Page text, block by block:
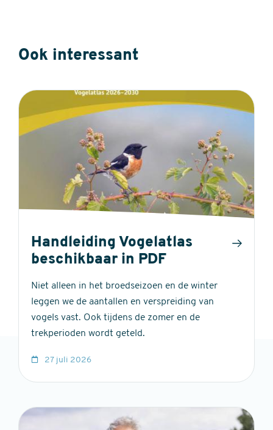
Ook interessant
Handleiding Vogelatlas
beschikbaar in PDF
Niet alleen in het broedseizoen en de winter
leggen we de aantallen en verspreiding van
vogels vast. Ook tijdens de zomer en de
trekperioden wordt geteld.
27 juli 2026